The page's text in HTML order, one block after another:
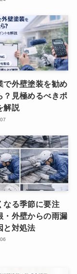
で外壁塗装を勧め
？見極めるべきポ
解説
なる季節に要注
・外壁からの雨漏
と対処法